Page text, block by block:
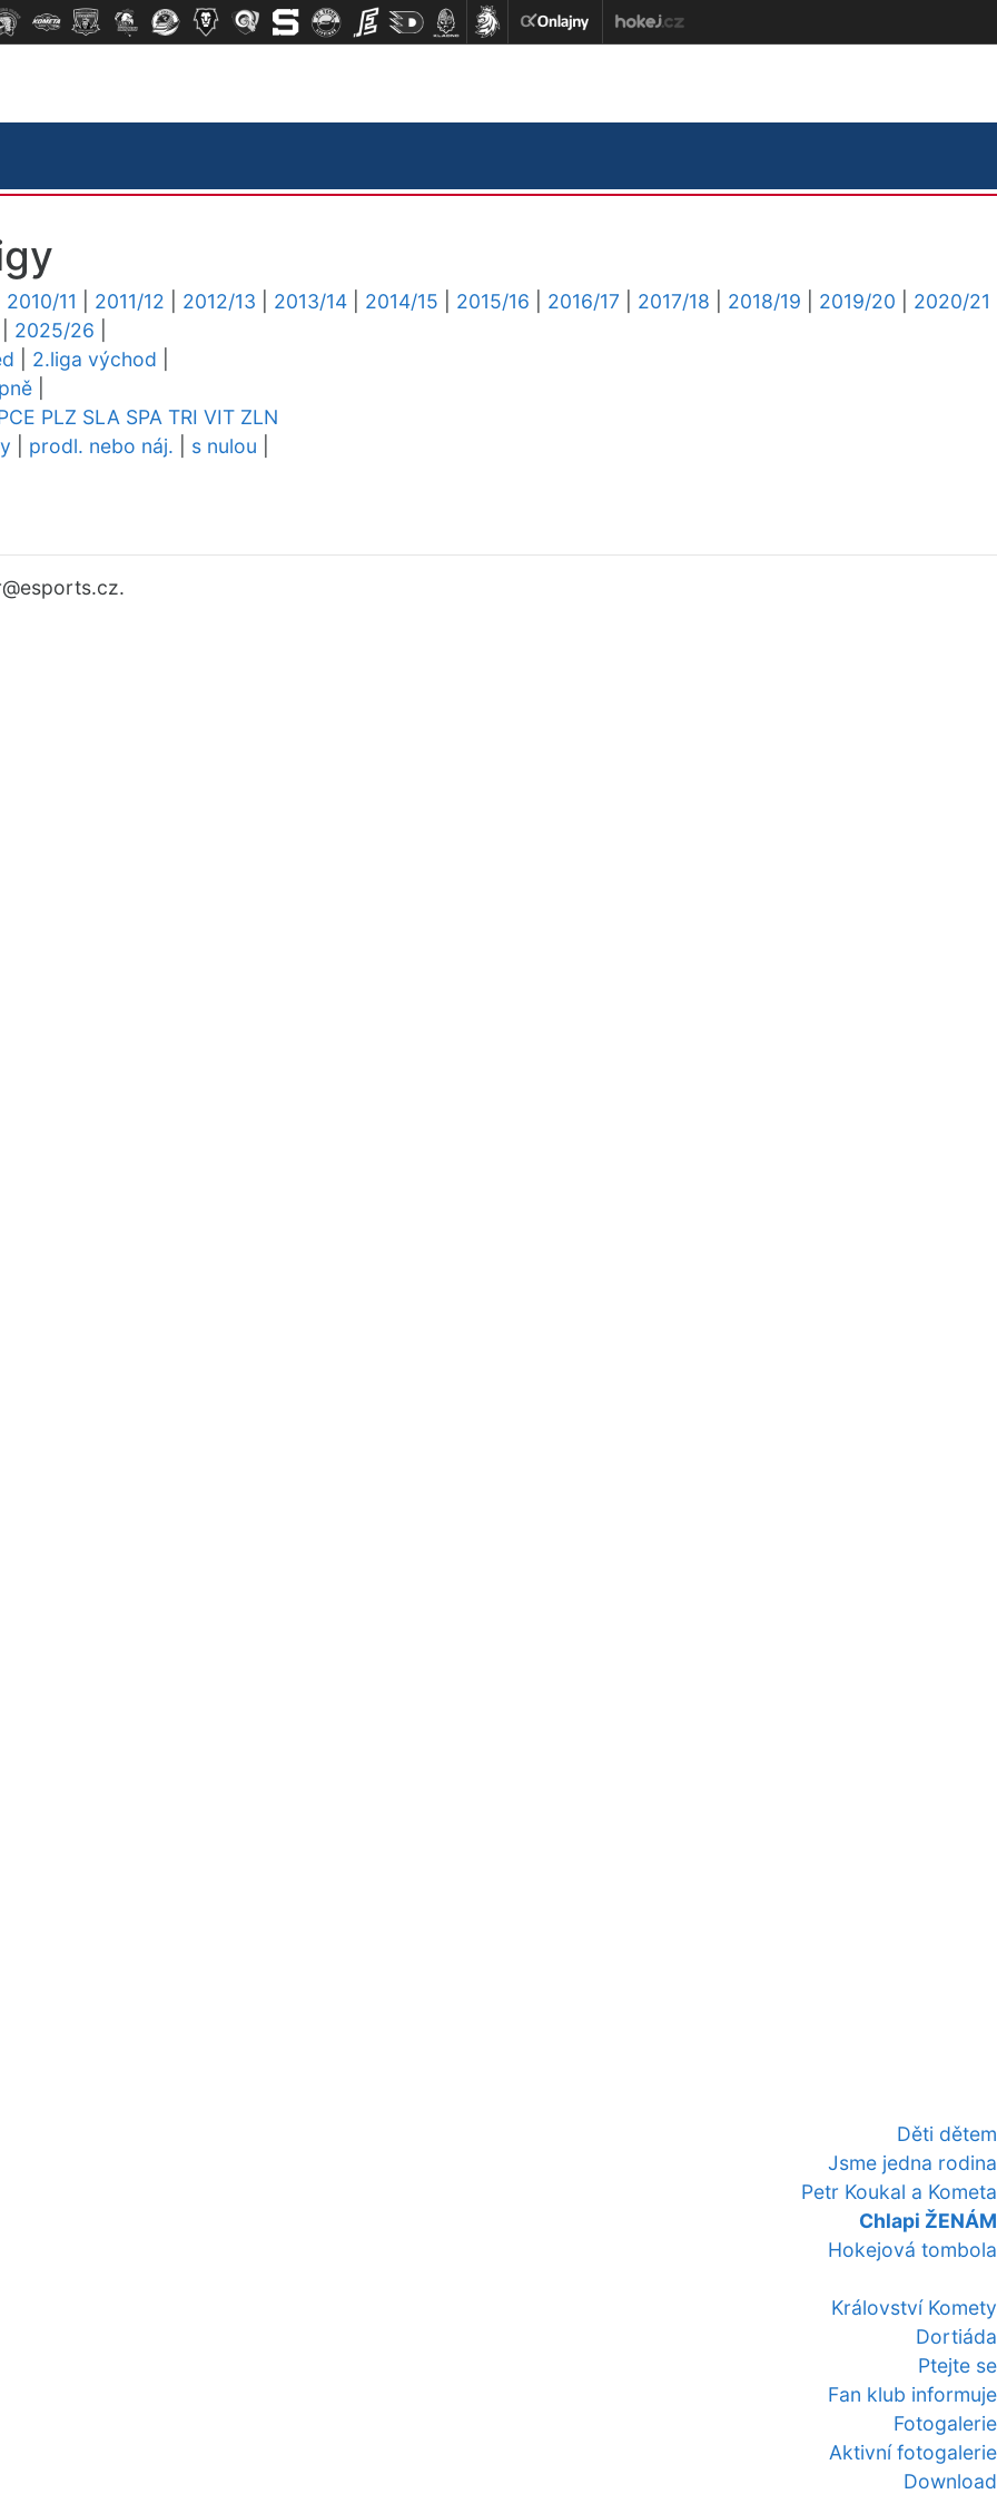
Děti dětem
Jsme jedna rodina
Petr Koukal a Kometa
Chlapi ŽENÁM
Hokejová tombola
Království Komety
Dortiáda
Ptejte se
Fan klub informuje
Fotogalerie
Aktivní fotogalerie
Download
2010/11 2011/12 2012/13 2013/14 2014/15 2015/16 2016/17 2017/18 2018/19 2019/20
2020/21
2025/26
2.liga východ
PLZ SLA SPA TRI VIT ZLN
prodl. nebo náj. s nulou
@esports.cz.